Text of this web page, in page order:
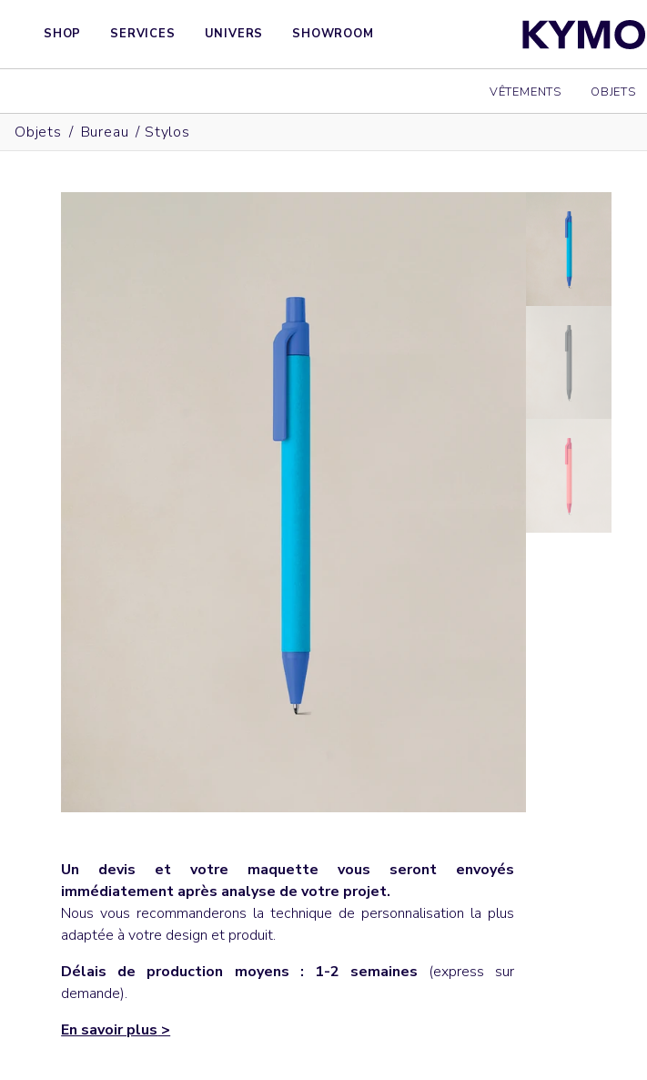
SHOP SERVICES UNIVERS SHOWROOM
VÊTEMENTS OBJETS
Objets / Bureau / Stylos
Un devis et votre maquette vous seront envoyés
immédiatement après analyse de votre projet.
Nous vous recommanderons la technique de personnalisation la plus
adaptée à votre design et produit.
Délais de production moyens : 1-2 semaines
(express sur
demande).
En savoir plus >